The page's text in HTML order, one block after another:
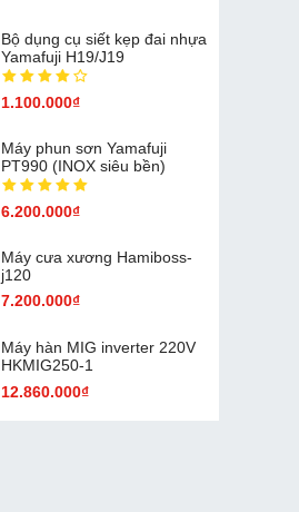
Bộ dụng cụ siết kẹp đai nhựa
Yamafuji H19/J19
1.100.000₫
Máy phun sơn Yamafuji
PT990 (INOX siêu bền)
6.200.000₫
Máy cưa xương Hamiboss-
j120
7.200.000₫
Máy hàn MIG inverter 220V
HKMIG250-1
12.860.000₫